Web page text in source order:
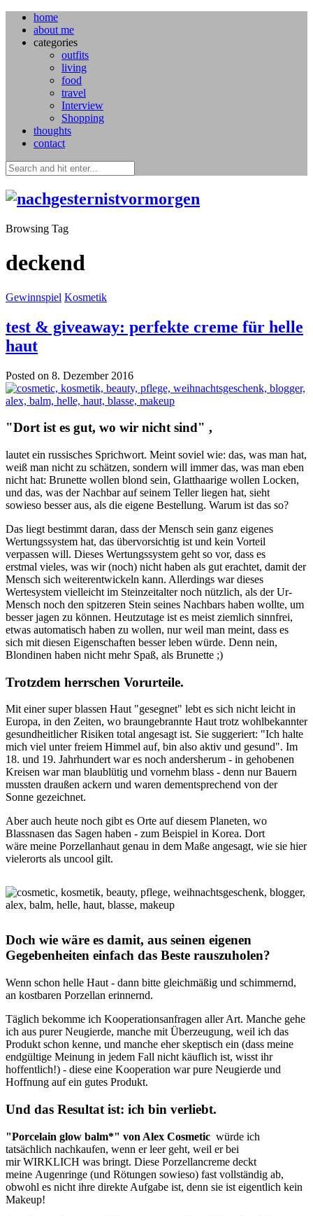
home
about me
categories
outfits
living
food
travel
Interview
Shopping
thoughts
contact
Browsing Tag
deckend
Gewinnspiel Kosmetik
test & giveaway: perfekte creme für helle
haut
Posted on 8. Dezember 2016
"Dort ist es gut, wo wir nicht sind" ,
lautet ein russisches Sprichwort. Meint soviel wie: das, was man hat,
weiß man nicht zu schätzen, sondern will immer das, was man eben
nicht hat: Brunette wollen blond sein, Glatthaarige wollen Locken,
und das, was der Nachbar auf seinem Teller liegen hat, sieht
sowieso besser aus, als die eigene Bestellung. Warum ist das so?
Das liegt bestimmt daran, dass der Mensch sein ganz eigenes
Wertungssystem hat, das übervorsichtig ist und kein Vorteil
verpassen will. Dieses Wertungssystem geht so vor, dass es
erstmal vieles, was wir (noch) nicht haben als gut erachtet, damit der
Mensch sich weiterentwickeln kann. Allerdings war dieses
Wertesystem vielleicht im Steinzeitalter noch nützlich, als der Ur-
Mensch noch den spitzeren Stein seines Nachbars haben wollte, um
besser jagen zu können. Heutzutage ist es meist ziemlich sinnfrei,
etwas automatisch haben zu wollen, nur weil man meint, dass es
sich mit diesen Eigenschaften besser leben würde. Denn nein,
Blondinen haben nicht mehr Spaß, als Brunette ;)
Trotzdem herrschen Vorurteile.
Mit einer super blassen Haut "gesegnet" lebt es sich nicht leicht in
Europa, in den Zeiten, wo braungebrannte Haut trotz wohlbekannter
gesundheitlicher Risiken total angesagt ist. Sie suggeriert: "Ich halte
mich viel unter freiem Himmel auf, bin also aktiv und gesund". Im
18. und 19. Jahrhundert war es noch andersherum - in gehobenen
Kreisen war man blaublütig und vornehm blass - denn nur Bauern
mussten draußen ackern und waren dementsprechend von der
Sonne gezeichnet.
Aber auch heute noch gibt es Orte auf diesem Planeten, wo
Blassnasen das Sagen haben - zum Beispiel in Korea. Dort
wäre meine Porzellanhaut genau in dem Maße angesagt, wie sie hier
vielerorts als uncool gilt.
Doch wie wäre es damit, aus seinen eigenen
Gegebenheiten einfach das Beste rauszuholen?
Wenn schon helle Haut - dann bitte gleichmäßig und schimmernd,
an kostbaren Porzellan erinnernd.
Täglich bekomme ich Kooperationsanfragen aller Art. Manche gehe
ich aus purer Neugierde, manche mit Überzeugung, weil ich das
Produkt schon kenne, und manche eher skeptisch ein (dass meine
endgültige Meinung in jedem Fall nicht käuflich ist, wisst ihr
hoffentlich!) - diese eine Kooperation war pure Neugierde und
Hoffnung auf ein gutes Produkt.
Und das Resultat ist: ich bin verliebt.
"Porcelain glow balm*" von Alex Cosmetic würde ich
tatsächlich nachkaufen, wenn er leer geht, weil er bei
mir WIRKLICH was bringt. Diese Porzellancreme deckt
meine Augenringe (und Rötungen sowieso) fast vollständig ab,
obwohl es nicht ihre direkte Aufgabe ist, denn sie ist eigentlich kein
Makeup!